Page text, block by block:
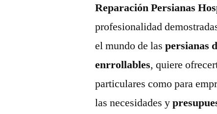
Reparación Persianas
profesionalidad
el mundo de laspersianas
enrrollables, quiere
particulares como para
las necesidades y